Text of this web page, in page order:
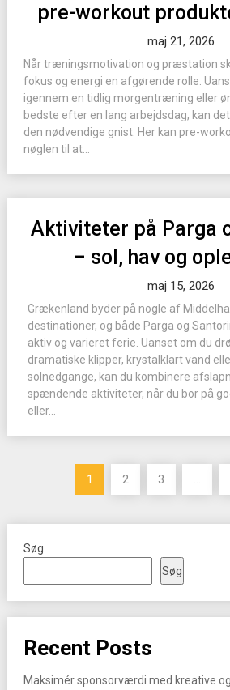
pre-workout
maj 21, 2026
Når træningsmotivation og præstation
fokus og energi en afgørende rolle.
igennem en tidlig morgentræning eller
bedste efter en lang arbejdsdag, kan
den nødvendige gnist. Her kan pre-
nøglen til at...
Aktiviteter på Parga
– sol, hav og
maj 15, 2026
Grækenland byder på nogle af
destinationer, og både Parga og
aktiv og varieret ferie. Uanset om du
dramatiske klipper, krystalklart vand
solnedgange, kan du kombinere
spændende aktiviteter, når du bor på
eller...
Indlægsinddeling
1 2 3 …
Søg
Søg
Recent Posts
Maksimér sponsorværdi med kreative